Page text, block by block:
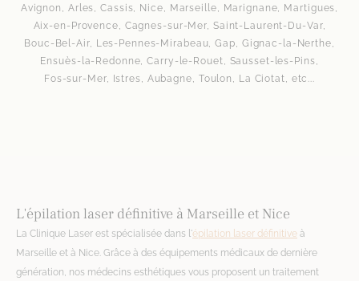
Avignon,
Arles, Cassis, Nice, Marseille, Marignane,
Martigues,
Aix-en-Provence,
Cagnes-sur-Mer, Saint-Laurent-Du-Var,
Bouc-Bel-Air,
Les-Pennes-Mirabeau, Gap,
Gignac-la-Nerthe,
Ensuès-la-Redonne, Carry-le-Rouet,
Sausset-les-Pins,
Fos-sur-Mer,
Istres, Aubagne, Toulon, La Ciotat, etc...
L'épilation laser définitive à Marseille et Nice
La Clinique Laser est spécialisée dans l'épilation laser définitive à
Marseille et à Nice. Grâce à des équipements médicaux de dernière
génération, nos médecins esthétiques vous proposent un traitement